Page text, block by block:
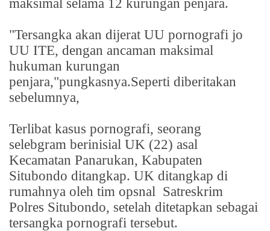
maksimal selama 12 kurungan penjara.
"Tersangka akan dijerat UU pornografi jo
UU ITE, dengan ancaman maksimal
hukuman kurungan
penjara,"pungkasnya.Seperti diberitakan
sebelumnya,
Terlibat kasus pornografi, seorang
selebgram berinisial UK (22) asal
Kecamatan Panarukan, Kabupaten
Situbondo ditangkap. UK ditangkap di
rumahnya oleh tim opsnal Satreskrim
Polres Situbondo, setelah ditetapkan sebagai
tersangka pornografi tersebut.